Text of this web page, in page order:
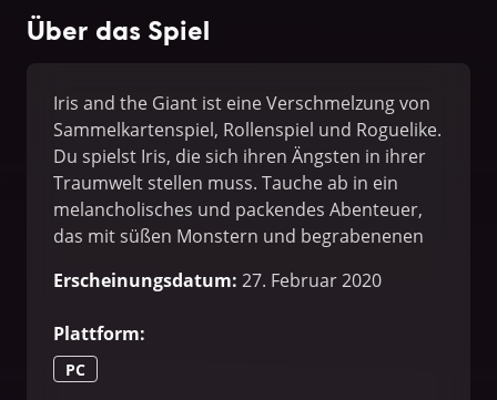
Über das Spiel
Iris and the Giant ist eine Verschmelzung von
Sammelkartenspiel, Rollenspiel und Roguelike.
Du spielst Iris, die sich ihren Ängsten in ihrer
Traumwelt stellen muss. Tauche ab in ein
melancholisches und packendes Abenteuer,
das mit süßen Monstern und begrabenenen
deinen inneren Dämonen zu stellen?
Erscheinungsdatum: 27. Februar 2020
Plattform:
PC